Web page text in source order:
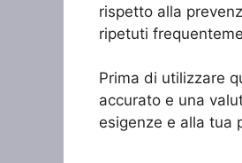
rispetto alla
ripetuti
Prima di utilizzare
accurato e una
esigenze e alla tua